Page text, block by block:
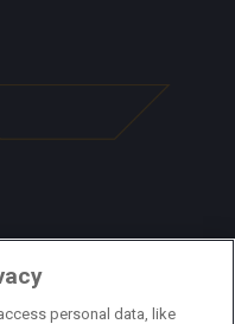
personal data, like